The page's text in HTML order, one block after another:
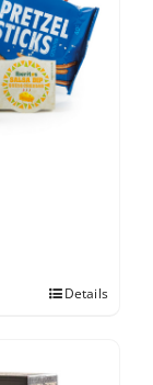
Details